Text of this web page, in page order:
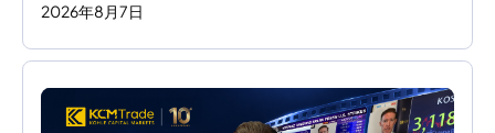
2026年8 月7日